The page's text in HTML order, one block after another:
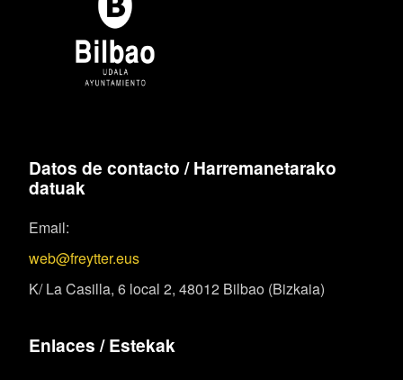
Datos de contacto / Harremanetarako
datuak
Email:
web@freytter.eus
K/ La Casilla, 6 local 2, 48012 Bilbao (Bizkaia)
Enlaces / Estekak